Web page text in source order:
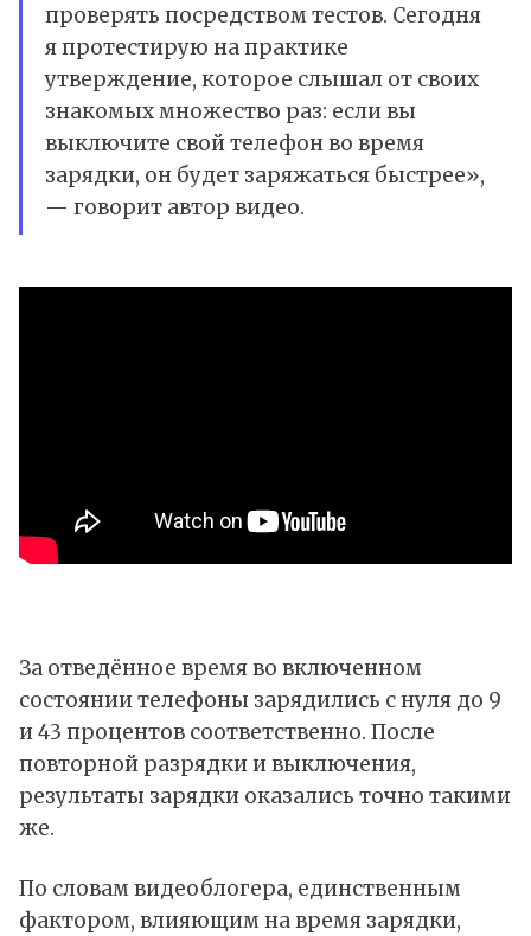
проверять посредством тестов. Сегодня
я протестирую на практике
утверждение, которое слышал от своих
знакомых множество раз: если вы
выключите свой телефон во время
зарядки, он будет заряжаться быстрее»,
— говорит автор видео.
За отведённое время во включенном
состоянии телефоны зарядились с нуля до 9
и 43 процентов соответственно. После
повторной разрядки и выключения,
результаты зарядки оказались точно такими
же.
По словам видеоблогера, единственным
фактором, влияющим на время зарядки,